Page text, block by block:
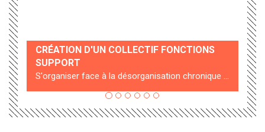
CRÉATION D'UN COLLECTIF FONCTIONS
SUPPORT
S'organiser face à la désorganisation chronique des services...